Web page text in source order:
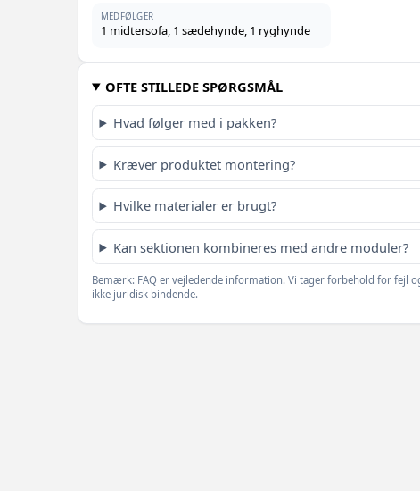
MEDFØLGER
1 midtersofa, 1 sædehynde, 1 ryghynde
OFTE STILLEDE SPØRGSMÅL
Hvad følger med i pakken?
Kræver produktet montering?
Hvilke materialer er brugt?
Kan sektionen kombineres med andre moduler?
Bemærk: FAQ er vejledende information. Vi tager forbehold for fejl
ikke juridisk bindende.